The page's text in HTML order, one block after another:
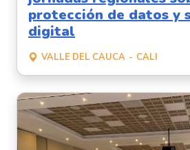
protección de datos y
digital
VALLE DEL CAUCA CALI